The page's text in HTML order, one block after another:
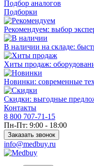
Подбор аналогов
Подборки
Рекомендуем: выбор
В наличии на складе:
Хиты продаж:
Новинки: современные
Скидки: выгодные
Контакты
8 800 707-71-15
Пн-Пт: 9:00 - 18:00
Заказать звонок
info@medbuy.ru